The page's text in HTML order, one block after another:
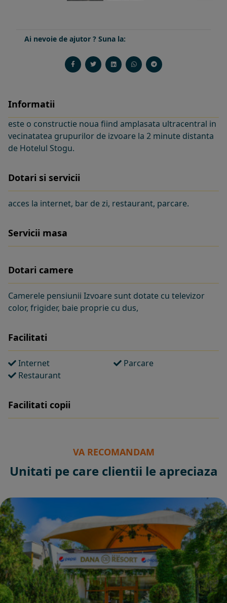
Ai nevoie de ajutor ? Suna la:
Informatii
este o constructie noua fiind amplasata ultracentral in
vecinatatea grupurilor de izvoare la 2 minute distanta
de Hotelul Stogu.
Dotari si servicii
acces la internet, bar de zi, restaurant, parcare.
Servicii masa
Dotari camere
Camerele pensiunii Izvoare sunt dotate cu televizor
color, frigider, baie proprie cu dus,
Facilitati
Internet
Parcare
Restaurant
Facilitati copii
VA RECOMANDAM
Unitati pe care clientii le apreciaza